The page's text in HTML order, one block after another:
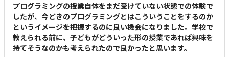
プログラミングの授業自体をまだ受けていない状態での体験で
したが、今どきのプログラミングとはこういうことをするのか
というイメージを把握するのに良い機会になりました。学校で
教えられる前に、子どもがどういった形の授業であれば興味を
持てそうなのかも考えられたので良かったと思います。